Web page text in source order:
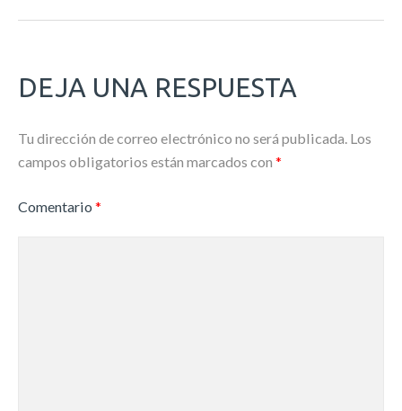
DEJA UNA RESPUESTA
Tu dirección de correo electrónico no será publicada. Los
campos obligatorios están marcados con *
Comentario *